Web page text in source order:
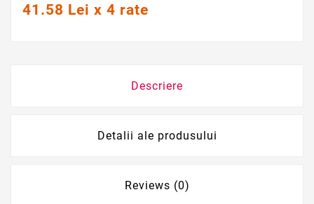
41.58 Lei x 4 rate
Descriere
Detalii ale produsului
Reviews (0)